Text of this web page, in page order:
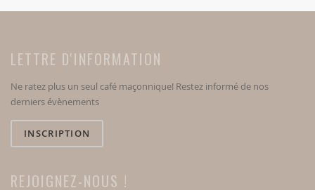
LETTRE D'INFORMATION
Ne ratez plus un seul café maçonnique! Restez informé de nos
derniers évènements
INSCRIPTION
REJOIGNEZ-NOUS !